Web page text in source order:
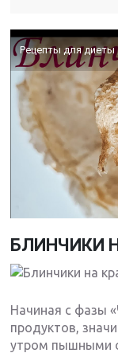
БЛИНЧИКИ
Начиная с фазы
продуктов,
утром пышными